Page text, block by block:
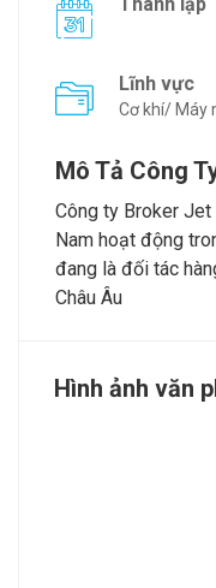
Thành lập
Lĩnh vực
Cơ khí/ Máy
Mô Tả Công
Công ty Broker
Nam hoạt động
đang là đối tác
Châu Âu
Hình ảnh văn